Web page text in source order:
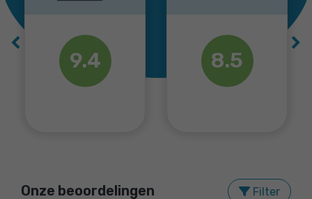
8.5 8.5
Previous
Filter
Onze beoordelingen